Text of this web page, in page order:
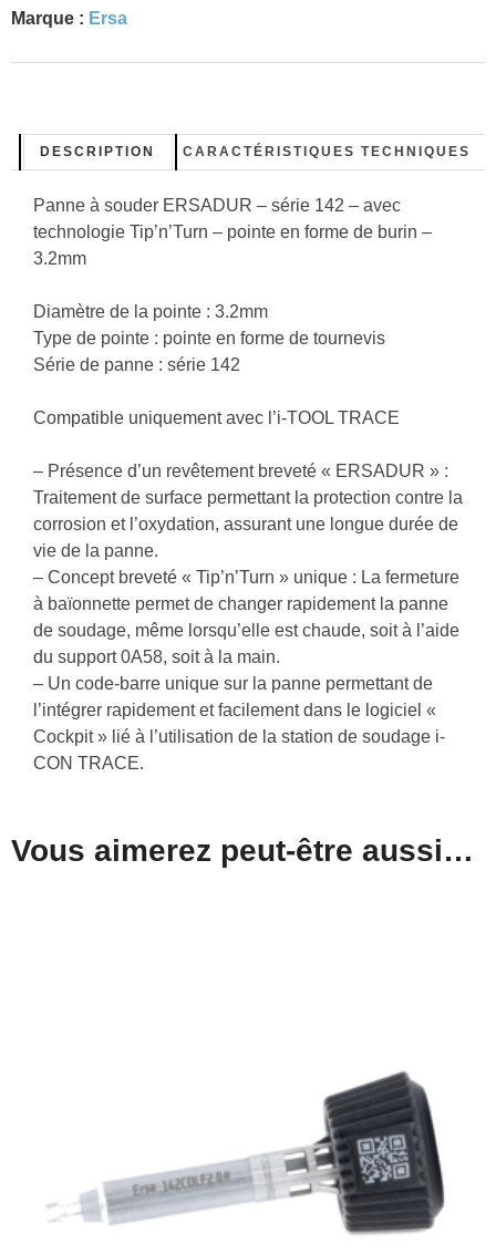
Marque : Ersa
DESCRIPTION CARACTÉRISTIQUES TECHNIQUES
Panne à souder ERSADUR – série 142 – avec
technologie Tip’n’Turn – pointe en forme de burin –
3.2mm
Diamètre de la pointe : 3.2mm
Type de pointe : pointe en forme de tournevis
Série de panne : série 142
Compatible uniquement avec l’i-TOOL TRACE
– Présence d’un revêtement breveté « ERSADUR » :
Traitement de surface permettant la protection contre la
corrosion et l’oxydation, assurant une longue durée de
vie de la panne.
– Concept breveté « Tip’n’Turn » unique : La fermeture
à baïonnette permet de changer rapidement la panne
de soudage, même lorsqu’elle est chaude, soit à l’aide
du support 0A58, soit à la main.
– Un code-barre unique sur la panne permettant de
l’intégrer rapidement et facilement dans le logiciel «
Cockpit » lié à l’utilisation de la station de soudage i-
CON TRACE.
Vous aimerez peut-être aussi…